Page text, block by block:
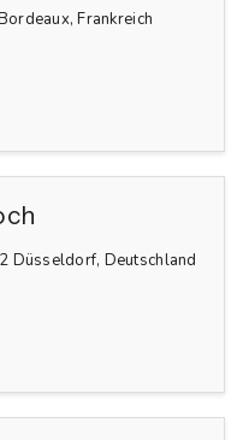
Frankreich
Düsseldorf, Deutschland